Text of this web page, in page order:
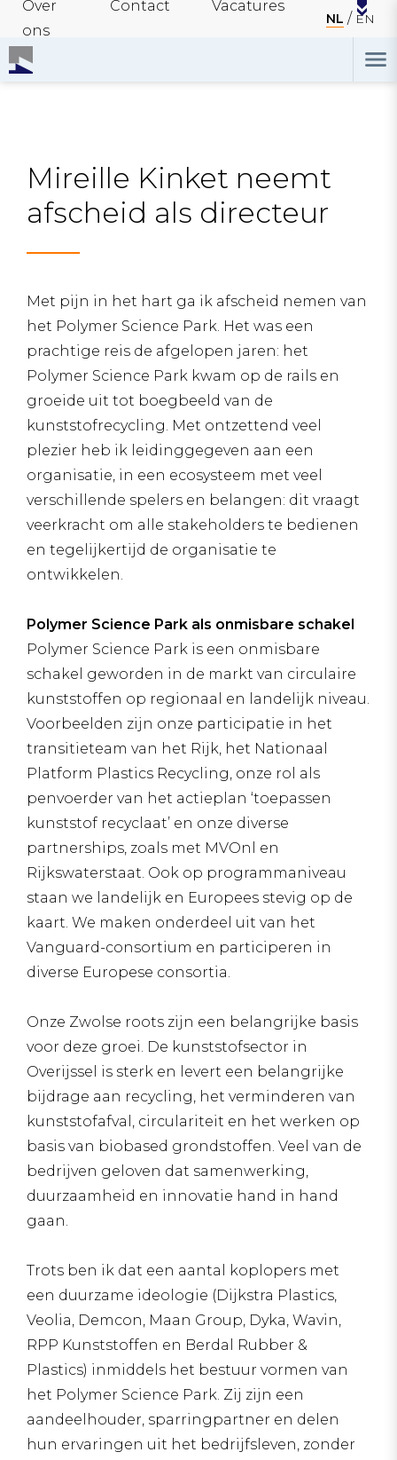
Over
ons
Contact Vacatures
NL EN
Mireille Kinket neemt
afscheid als directeur
Met pijn in het hart ga ik afscheid nemen van
het Polymer Science Park. Het was een
prachtige reis de afgelopen jaren: het
Polymer Science Park kwam op de rails en
groeide uit tot boegbeeld van de
kunststofrecycling. Met ontzettend veel
plezier heb ik leidinggegeven aan een
organisatie, in een ecosysteem met veel
verschillende spelers en belangen: dit vraagt
veerkracht om alle stakeholders te bedienen
en tegelijkertijd de organisatie te
ontwikkelen.
Polymer Science Park als onmisbare schakel
Polymer Science Park is een onmisbare
schakel geworden in de markt van circulaire
kunststoffen op regionaal en landelijk niveau.
Voorbeelden zijn onze participatie in het
transitieteam van het Rijk, het Nationaal
Platform Plastics Recycling, onze rol als
penvoerder van het actieplan ‘toepassen
kunststof recyclaat’ en onze diverse
partnerships, zoals met MVOnl en
Rijkswaterstaat. Ook op programmaniveau
staan we landelijk en Europees stevig op de
kaart. We maken onderdeel uit van het
Vanguard-consortium en participeren in
diverse Europese consortia.
Onze Zwolse roots zijn een belangrijke basis
voor deze groei. De kunststofsector in
Overijssel is sterk en levert een belangrijke
bijdrage aan recycling, het verminderen van
kunststofafval, circulariteit en het werken op
basis van biobased grondstoffen. Veel van de
bedrijven geloven dat samenwerking,
duurzaamheid en innovatie hand in hand
gaan.
Trots ben ik dat een aantal koplopers met
een duurzame ideologie (Dijkstra Plastics,
Veolia, Demcon, Maan Group, Dyka, Wavin,
RPP Kunststoffen en Berdal Rubber &
Plastics) inmiddels het bestuur vormen van
het Polymer Science Park. Zij zijn een
aandeelhouder, sparringpartner en delen
hun ervaringen uit het bedrijfsleven, zonder